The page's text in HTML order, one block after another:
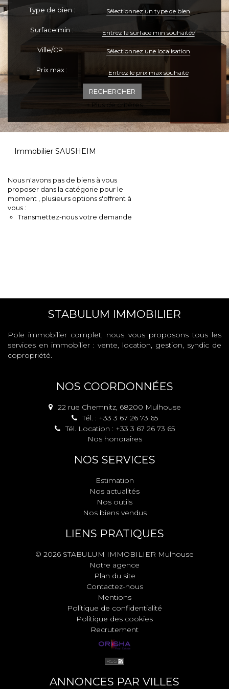
ESPACE CLIENTS
Type de bien : Sélectionnez un type de bien
Surface min :
Ville/CP : Sélectionnez une localisation
Prix max :
+ Plus de critères
Immobilier SAUSHEIM
Nous n'avons pas de biens à vous
proposer dans la catégorie pour le
moment , plusieurs options s'offrent à
vous :
Transmettez-nous votre demande
STABULUM IMMOBILIER
Pole immobilier complet, nous vous proposons tous les
services en immobilier : vente, location, gestion, syndic de
copropriété.
NOS COORDONNÉES
22 rue Chemnitz, 68200 Mulhouse
Tél. : +33 3 67 26 73 65
Tél. Location : +33 3 67 26 73 65
Nos honoraires
NOS SERVICES
Estimation
Nos actualités
Nos outils
Nos biens vendus
LIENS PRATIQUES
© 2026 STABULUM IMMOBILIER Mulhouse
Notre agence
Plan du site
Contactez-nous
Mentions
Politique de confidentialité
Politique des cookies
Recrutement
ANNONCES PAR VILLES